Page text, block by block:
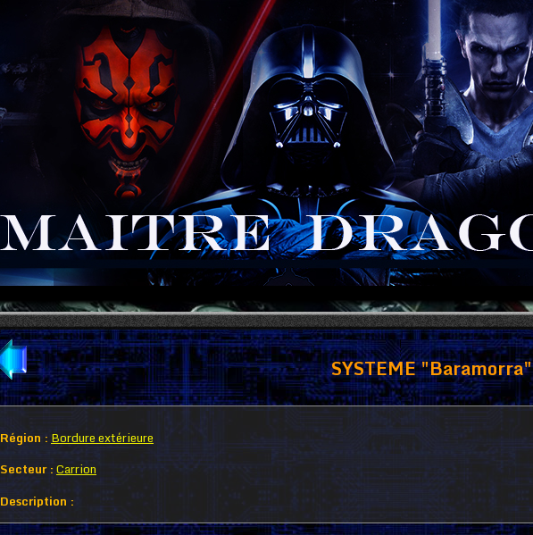
SYSTEME "Baramorra"
Région : Bordure extérieure
Secteur :Carrion
Description :